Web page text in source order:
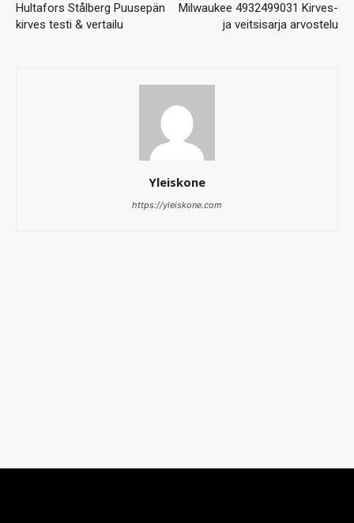
Hultafors Stålberg Puusepän
kirves testi & vertailu
Milwaukee 4932499031 Kirves-
ja veitsisarja arvostelu
Yleiskone
https://yleiskone.com